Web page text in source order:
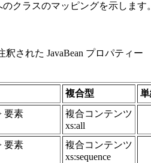
クラスのマッピングを示しま
釈された JavaBean プロパティー
複合型
要素
複合コンテンツ
xs:all
要素
複合コンテンツ
xs:sequence